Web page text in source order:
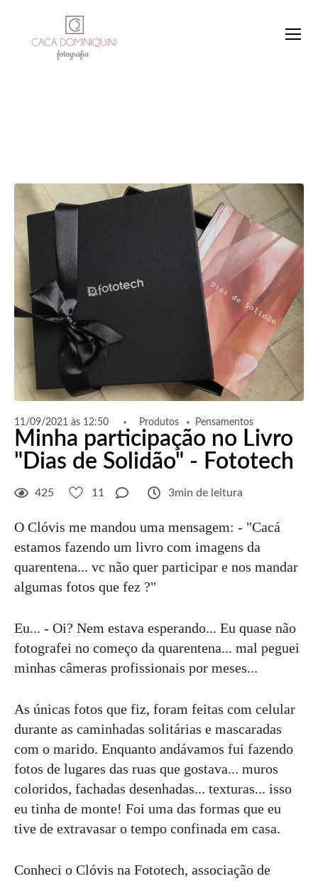
11/09/2021 às 12:50 Produtos Pensamentos
Minha participação no Livro
"Dias de Solidão" - Fototech
425 11 3min de leitura
O Clóvis me mandou uma mensagem: - "Cacá
estamos fazendo um livro com imagens da
quarentena... vc não quer participar e nos mandar
algumas fotos que fez ?"
Eu... - Oi? Nem estava esperando... Eu quase não
fotografei no começo da quarentena... mal peguei
minhas câmeras profissionais por meses...
As únicas fotos que fiz, foram feitas com celular
durante as caminhadas solitárias e mascaradas
com o marido. Enquanto andávamos fui fazendo
fotos de lugares das ruas que gostava... muros
coloridos, fachadas desenhadas... texturas... isso
eu tinha de monte! Foi uma das formas que eu
tive de extravasar o tempo confinada em casa.
Conheci o Clóvis na Fototech, associação de